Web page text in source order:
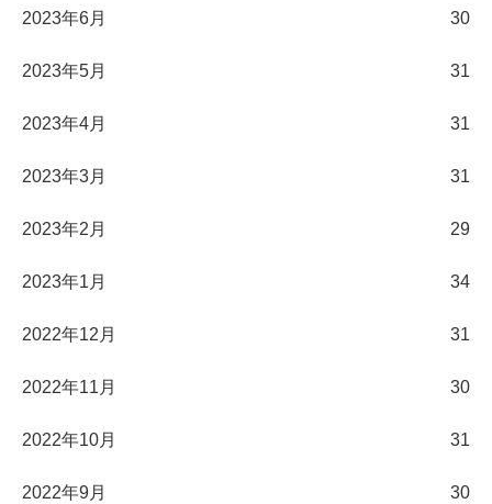
2023年6月 30
2023年5月 31
2023年4月 31
2023年3月 31
2023年2月 29
2023年1月 34
2022年12月 31
2022年11月 30
2022年10月 31
2022年9月 30